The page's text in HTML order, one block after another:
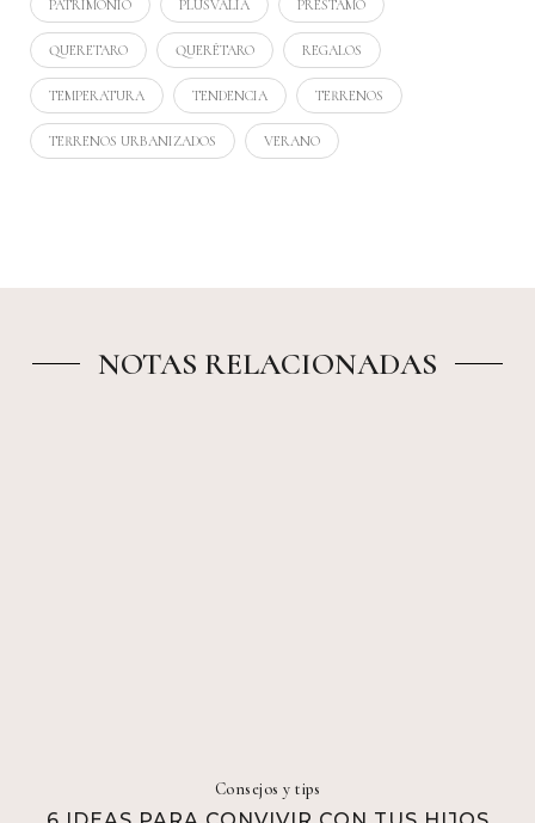
PATRIMONIO PLUSVALÍA PRÉSTAMO
QUERETARO QUERÉTARO REGALOS
TEMPERATURA TENDENCIA TERRENOS
TERRENOS URBANIZADOS VERANO
NOTAS RELACIONADAS
Consejos y tips